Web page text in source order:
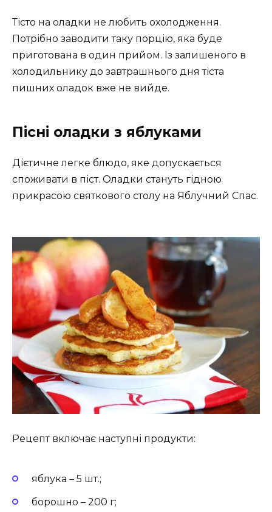
Тісто на оладки не любить охолодження.
Потрібно заводити таку порцію, яка буде
приготована в один прийом. Із залишеного в
холодильнику до завтрашнього дня тіста
пишних оладок вже не вийде.
Пісні оладки з яблуками
Дієтичне легке блюдо, яке допускається
споживати в піст. Оладки стануть гідною
прикрасою святкового столу на Яблучний Спас.
Рецепт включає наступні продукти:
яблука – 5 шт.;
борошно – 200 г;